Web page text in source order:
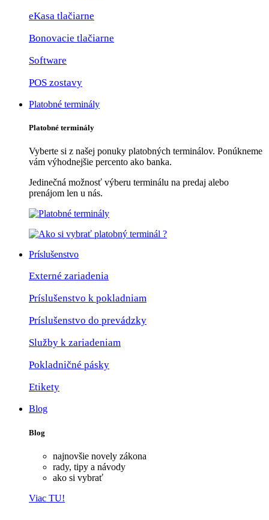
eKasa tlačiarne
Bonovacie tlačiarne
Software
POS zostavy
Platobné terminály
Platobné terminály
Vyberte si z našej ponuky platobných terminálov. Ponúkneme
vám výhodnejšie percento ako banka.
Jedinečná možnosť výberu terminálu na predaj alebo
prenájom len u nás.
Príslušenstvo
Externé zariadenia
Príslušenstvo k pokladniam
Príslušenstvo do prevádzky
Služby k zariadeniam
Pokladničné pásky
Etikety
Blog
Blog
najnovšie novely zákona
rady, tipy a návody
ako si vybrať
Viac TU!